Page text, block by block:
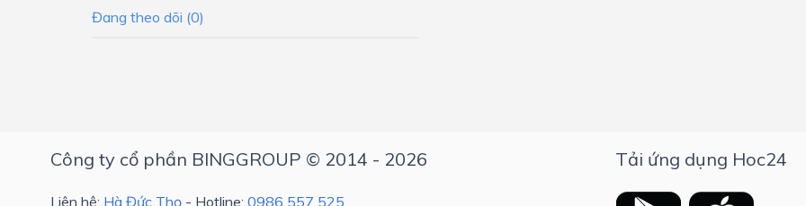
Đang theo dõi (0)
Công ty cổ phần BINGGROUP © 2014 - 2026
Liên hệ: Hà Đức Thọ - Hotline: 0986 557 525
Tải ứng dụng Hoc24